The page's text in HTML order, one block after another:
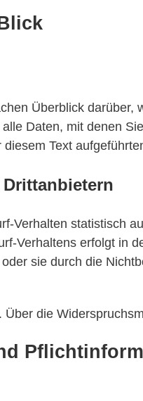
Überblick
Daten, mit denen
Text
Verhalten statistisch
Verhaltens erfolgt in
sie durch die
die